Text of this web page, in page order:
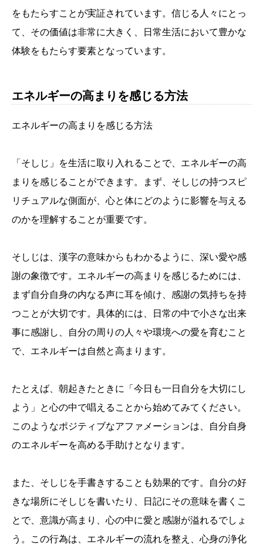
をもたらすことが実証されています。信じる人々にとっ
て、その価値は非常に大きく、日常生活において豊かな
体験をもたらす要素となっています。
エネルギーの高まりを感じる方法
エネルギーの高まりを感じる方法
「そしじ」を生活に取り入れることで、エネルギーの高
まりを感じることができます。まず、そしじの持つスピ
リチュアルな側面が、心と体にどのように影響を与える
のかを理解することが重要です。
そしじは、漢字の意味からもわかるように、深い愛や感
謝の象徴です。エネルギーの高まりを感じるためには、
まず自分自身の内なる声に耳を傾け、感謝の気持ちを持
つことが大切です。具体的には、日常の中で小さな出来
事に感謝し、自分の周りの人々や環境への愛を育むこと
で、エネルギーは自然と高まります。
たとえば、朝起きたときに「今日も一日自分を大切にし
よう」と心の中で唱えることから始めてみてください。
このようなポジティブなアファメーションは、自分自身
のエネルギーを高める手助けとなります。
また、そしじを手書きすることも効果的です。自分の好
きな場所にそしじを書いたり、日記にその意味を書くこ
とで、意識が高まり、心の中に愛と感謝が溢れるでしょ
う。この行為は、エネルギーの流れを整え、心身の浄化